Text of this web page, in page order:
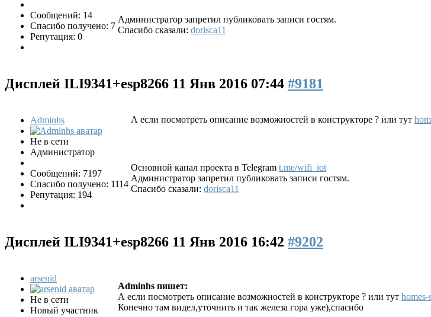
Сообщений: 14
Спасибо получено: 7
Репутация: 0
Администратор запретил публиковать записи гостям.
Спасибо сказали: dorisca11
Дисплей ILI9341+esp8266 11 Янв 2016 07:44 #9181
Adminhs
Не в сети
Администратор
Сообщений: 7197
Спасибо получено: 1114
Репутация: 194
А если посмотреть описание возможностей в конструкторе ? или тут
Основной канал проекта в Telegram t.me/wifi_iot
Администратор запретил публиковать записи гостям.
Спасибо сказали: dorisca11
Дисплей ILI9341+esp8266 11 Янв 2016 16:42 #9202
arsenid
Не в сети
Новый участник
Adminhs пишет:
А если посмотреть описание возможностей в конструкторе ? или тут
Конечно там видел,уточнить и так железа гора уже),спасибо